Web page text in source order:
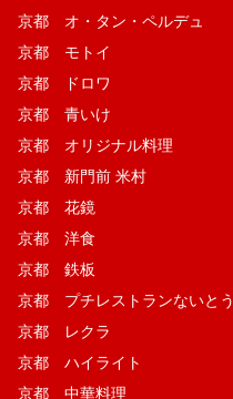
京都 オ・タン・ペルデュ
京都 モトイ
京都 ドロワ
京都 青いけ
京都 オリジナル料理
京都 新門前 米村
京都 花鏡
京都 洋食
京都 鉄板
京都 プチレストランないとう
京都 レクラ
京都 ハイライト
京都 中華料理